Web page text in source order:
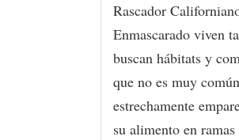
Rascador
Enmascarado viven
buscan hábitats y
que no es muy
estrechamente
su alimento en